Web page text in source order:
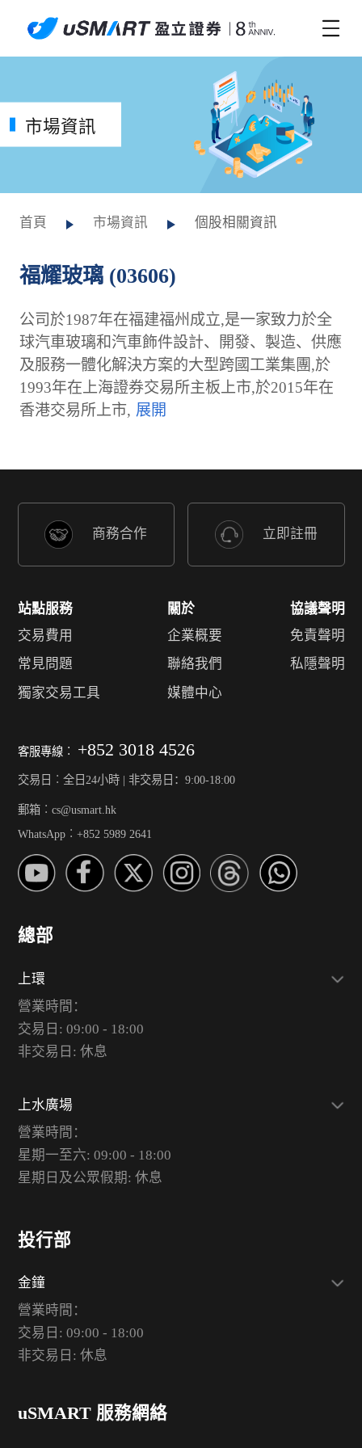
市場資訊
首頁 市場資訊 個股相關資訊
福耀玻璃 (03606)
公司於1987年在福建福州成立,是一家致力於全
球汽車玻璃和汽車飾件設計、開發、製造、供應
及服務一體化解決方案的大型跨國工業集團,於
1993年在上海證券交易所主板上市,於2015年在
香港交易所上市,
商務合作 立即註冊
站點服務
交易費用
常見問題
獨家交易工具
關於
企業概要
聯絡我們
媒體中心
協議聲明
免責聲明
私隱聲明
客服專線︰ +852 3018 4526
交易日︰全日24小時 | 非交易日：9:00-18:00
郵箱︰cs@usmart.hk
WhatsApp︰+852 5989 2641
總部
上環
營業時間：
交易日: 09:00 - 18:00
非交易日: 休息
上水廣場
營業時間：
星期一至六: 09:00 - 18:00
星期日及公眾假期: 休息
投行部
金鐘
營業時間：
交易日: 09:00 - 18:00
非交易日: 休息
uSMART 服務網絡